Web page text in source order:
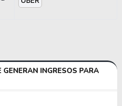
GENERAN INGRESOS PARA